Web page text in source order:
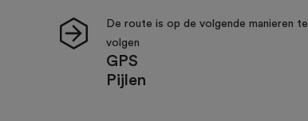
De route is op de volgende manieren te
volgen
GPS
Pijlen